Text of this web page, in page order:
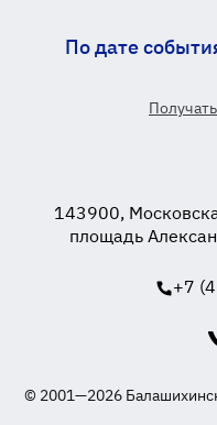
По дате
143900,
площадь
+7
© 2001—2026